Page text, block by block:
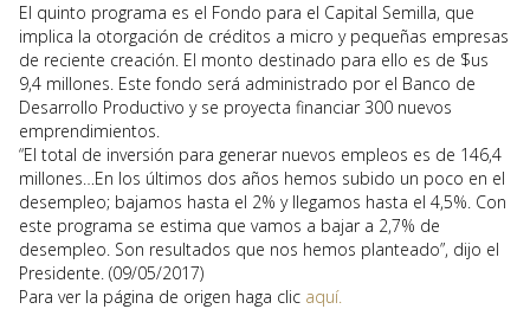
El quinto programa es el Fondo para el Capital Semilla, que
implica la otorgación de créditos a micro y pequeñas empresas
de reciente creación. El monto destinado para ello es de $us
9,4 millones. Este fondo será administrado por el Banco de
Desarrollo Productivo y se proyecta financiar 300 nuevos
emprendimientos.
“El total de inversión para generar nuevos empleos es de 146,4
millones…En los últimos dos años hemos subido un poco en el
desempleo; bajamos hasta el 2% y llegamos hasta el 4,5%. Con
este programa se estima que vamos a bajar a 2,7% de
desempleo. Son resultados que nos hemos planteado”, dijo el
Presidente. (09/05/2017)
Para ver la página de origen haga clic aquí.